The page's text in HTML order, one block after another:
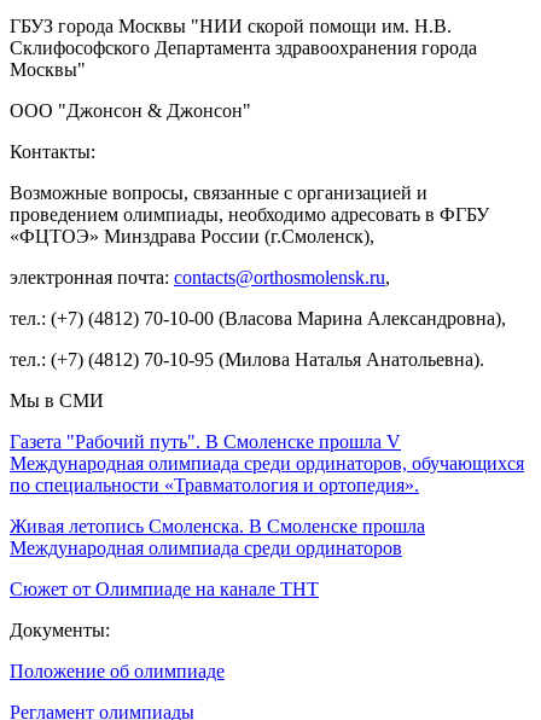
ГБУЗ города Москвы "НИИ скорой помощи им. Н.В.
Склифософского Департамента здравоохранения города
Москвы"
OOO "Джонсон & Джонсон"
Контакты:
Возможные вопросы, связанные с организацией и
проведением олимпиады, необходимо адресовать в ФГБУ
«ФЦТОЭ» Минздрава России (г.Смоленск),
электронная почта: contacts@orthosmolensk.ru,
тел.: (+7) (4812) 70-10-00 (Власова Марина Александровна),
тел.: (+7) (4812) 70-10-95 (Милова Наталья Анатольевна).
Мы в СМИ
Газета "Рабочий путь". В Смоленске прошла V
Международная олимпиада среди ординаторов, обучающихся
по специальности «Травматология и ортопедия».
Живая летопись Смоленска. В Смоленске прошла
Международная олимпиада среди ординаторов
Сюжет от Олимпиаде на канале ТНТ
Документы:
Положение об олимпиаде
Регламент олимпиады